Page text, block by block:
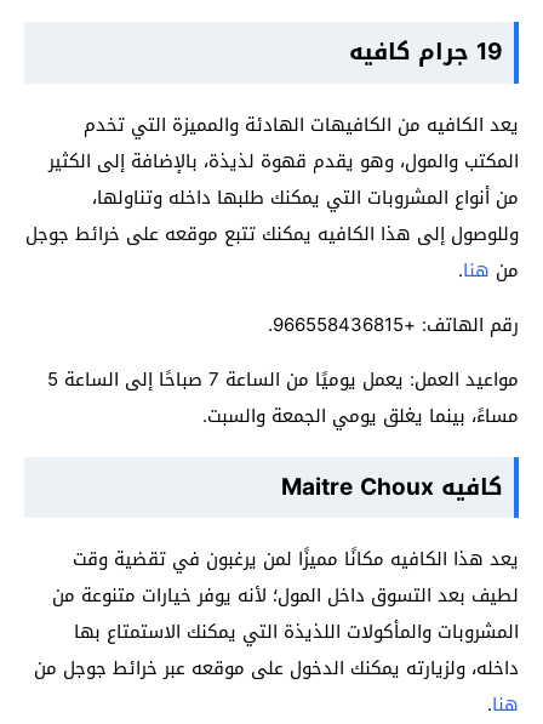
19 جرام كافيه
يعد الكافيه من الكافيهات الهادئة والمميزة التي تخدم
المكتب والمول، وهو يقدم قهوة لذيذة، بالإضافة إلى الكثير
من أنواع المشروبات التي يمكنك طلبها داخله وتناولها،
وللوصول إلى هذا الكافيه يمكنك تتبع موقعه على خرائط جوجل
من هنا.
رقم الهاتف: +966558436815.
مواعيد العمل: يعمل يوميًا من الساعة 7 صباحًا إلى الساعة 5
مساءً، بينما يغلق يومي الجمعة والسبت.
كافيه Maitre Choux
يعد هذا الكافيه مكانًا مميزًا لمن يرغبون في تقضية وقت
لطيف بعد التسوق داخل المول؛ لأنه يوفر خيارات متنوعة من
المشروبات والمأكولات اللذيذة التي يمكنك الاستمتاع بها
داخله، ولزيارته يمكنك الدخول على موقعه عبر خرائط جوجل من
هنا.